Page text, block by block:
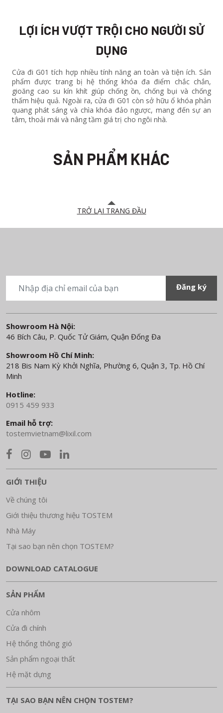
LỢI ÍCH VƯỢT TRỘI CHO NGƯỜI SỬ
DỤNG
Cửa đi G01 tích hợp nhiều tính năng an toàn và tiện ích. Sản
phẩm được trang bị hệ thống khóa đa điểm chắc chắn,
gioăng cao su kín khít giúp chống ồn, chống bụi và chống
thấm hiệu quả. Ngoài ra, cửa đi G01 còn sở hữu ổ khóa phản
quang phát sáng và chìa khóa đảo ngược, mang đến sự an
tâm, thoải mái và nâng tầm giá trị cho ngôi nhà.
SẢN PHẨM KHÁC
TRỞ LẠI TRANG ĐẦU
Showroom Hà Nội:
46 Bích Câu, P. Quốc Tử Giám, Quận Đống Đa
Showroom Hồ Chí Minh:
218 Bis Nam Kỳ Khởi Nghĩa, Phường 6, Quận 3, Tp. Hồ Chí
Minh
Hotline:
0915 459 933
Email hỗ trợ:
tostemvietnam@lixil.com
GIỚI THIỆU
Về chúng tôi
Giới thiệu thương hiệu TOSTEM
Nhà Máy
Tại sao bạn nên chọn TOSTEM?
DOWNLOAD CATALOGUE
SẢN PHẨM
Cửa nhôm
Cửa đi chính
Hệ thống thông gió
Sản phẩm ngoại thất
Hệ mặt dựng
TẠI SAO BẠN NÊN CHỌN TOSTEM?